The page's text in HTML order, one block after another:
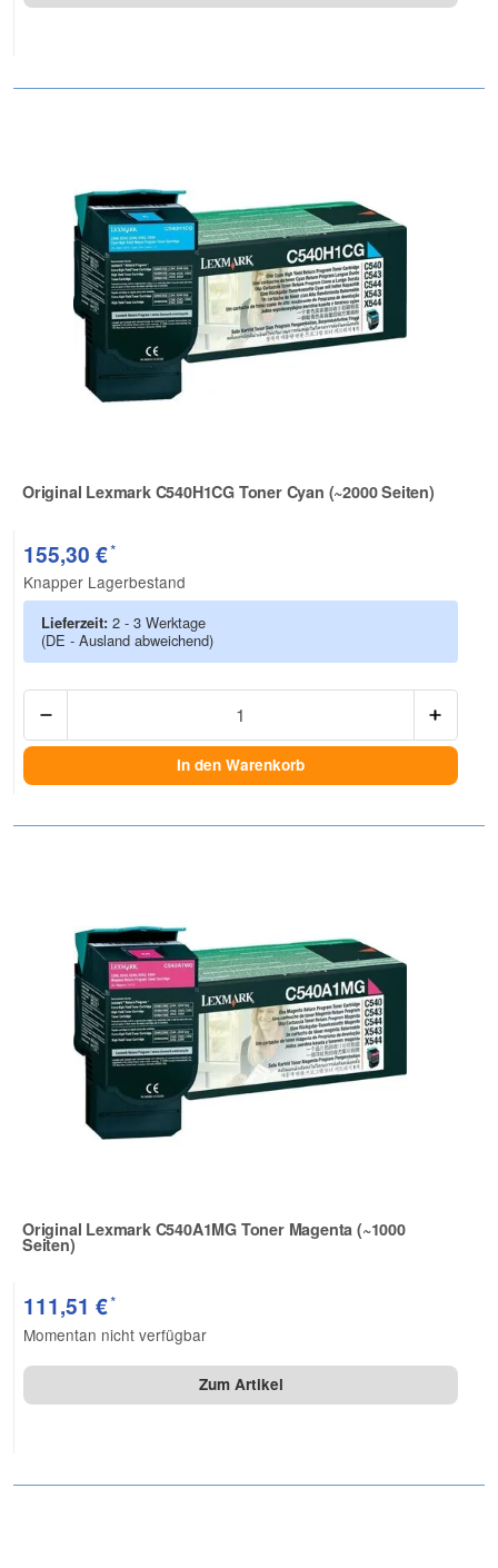
Original Lexmark C540H1CG Toner Cyan (~2000 Seiten)
Zur Artikelbewertung
155,30 €*
Knapper Lagerbestand
Lieferzeit: 2 - 3 Werktage
(DE - Ausland abweichend)
In den Warenkorb
Original Lexmark C540A1MG Toner Magenta (~1000
Seiten)
Zur Artikelbewertung
111,51 €*
Momentan nicht verfügbar
Zum Artikel